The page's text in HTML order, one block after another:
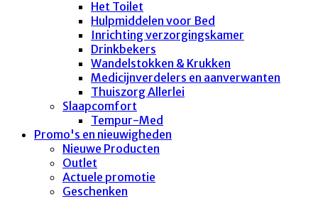
Het Toilet
Hulpmiddelen voor Bed
Inrichting verzorgingskamer
Drinkbekers
Wandelstokken & Krukken
Medicijnverdelers en aanverwanten
Thuiszorg Allerlei
Slaapcomfort
Tempur-Med
Promo's en nieuwigheden
Nieuwe Producten
Outlet
Actuele promotie
Geschenken